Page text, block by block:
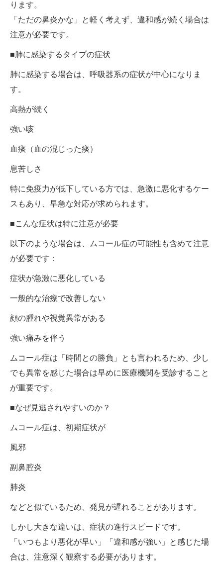
ります。
「ただの鼻炎かな」と軽く考えず、違和感が続く場合は
注意が必要です。
■肺に感染するタイプの症状
肺に感染する場合は、呼吸器系の症状が中心になりま
す。
高熱が続く
強い咳
血痰（血の混じった痰）
息苦しさ
特に免疫力が低下している方では、急激に悪化するケー
スもあり、早急な対応が求められます。
■こんな症状は特に注意が必要
以下のような場合は、ムコール症の可能性も含めて注意
が必要です：
症状が急激に悪化している
一般的な治療で改善しない
顔の腫れや視覚異常がある
強い痛みを伴う
ムコール症は「時間との勝負」とも言われるため、少し
でも異常を感じた場合は早めに医療機関を受診すること
が重要です。
■なぜ見逃されやすいのか？
ムコール症は、初期症状が
風邪
副鼻腔炎
肺炎
などと似ているため、発見が遅れることがあります。
しかし大きな違いは、症状の進行スピードです。
「いつもより悪化が早い」「違和感が強い」と感じた場
合は、注意深く観察する必要があります。